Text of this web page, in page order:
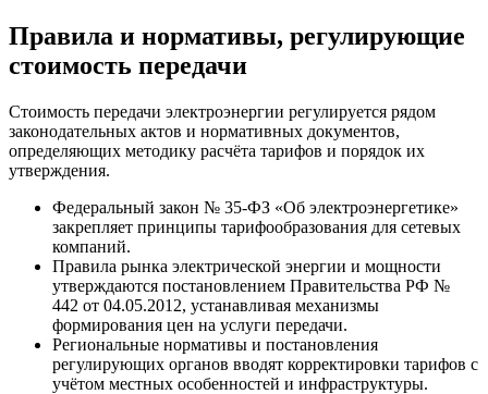
Правила и нормативы, регулирующие
стоимость передачи
Стоимость передачи электроэнергии регулируется рядом
законодательных актов и нормативных документов,
определяющих методику расчёта тарифов и порядок их
утверждения.
Федеральный закон № 35-ФЗ «Об электроэнергетике»
закрепляет принципы тарифообразования для сетевых
компаний.
Правила рынка электрической энергии и мощности
утверждаются постановлением Правительства РФ №
442 от 04.05.2012, устанавливая механизмы
формирования цен на услуги передачи.
Региональные нормативы и постановления
регулирующих органов вводят корректировки тарифов с
учётом местных особенностей и инфраструктуры.